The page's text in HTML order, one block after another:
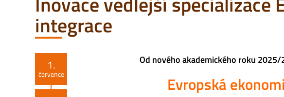
integrace
1.
července
Od nového akademického roku 2025/
Evropská